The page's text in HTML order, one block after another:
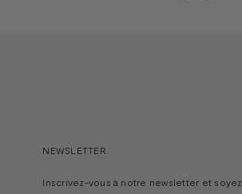
NEWSLETTER
Inscrivez-vous à notre newsletter et soyez